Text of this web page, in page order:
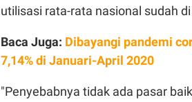
utilisasi rata-rata nasional sudah
Baca Juga: Dibayangi pandemi
7,14% di Januari-April 2020
"Penyebabnya tidak ada pasar